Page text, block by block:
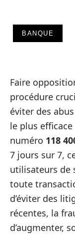
BANQUE
Faire
procédure
éviter des
le plus
numéro 118
7 jours sur 7,
utilisateurs de
toute
d’éviter des
récentes, la
d’augmenter,